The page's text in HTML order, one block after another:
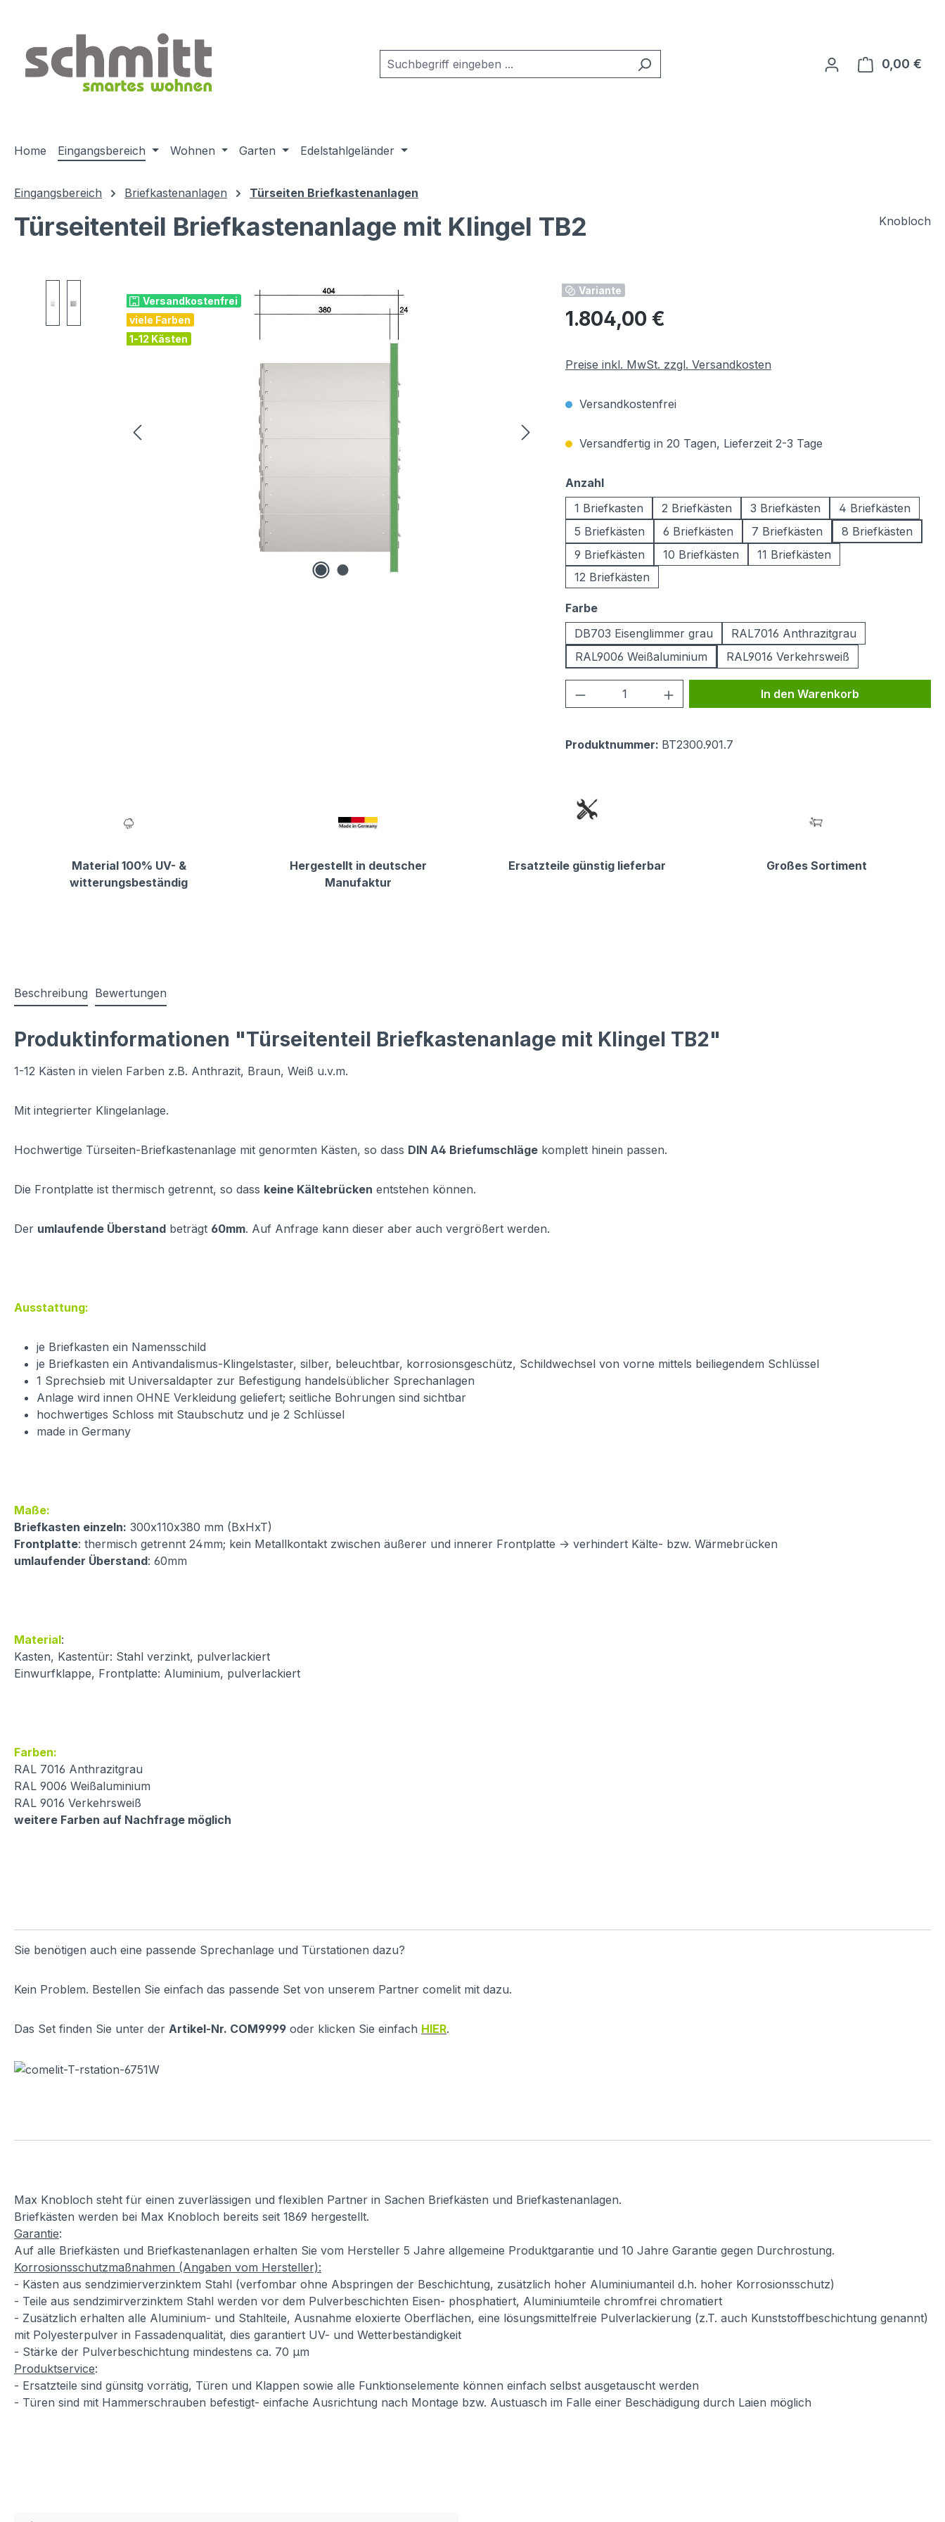
0,00 €
Home Eingangsbereich Wohnen Garten Edelstahlgeländer
Eingangsbereich Briefkastenanlagen Türseiten Briefkastenanlagen
Türseitenteil Briefkastenanlage mit Klingel TB2 Knobloch
Versandkostenfrei
viele Farben
1-12 Kästen
Variante
Regulärer Preis:
1.804,00 €
Preise inkl. MwSt. zzgl. Versandkosten
Versandkostenfrei
Versandfertig in 20 Tagen, Lieferzeit 2-3 Tage
Anzahlauswählen
1 Briefkasten
2 Briefkästen 3 Briefkästen
4 Briefkästen
5 Briefkästen
6 Briefkästen 7 Briefkästen
8 Briefkästen
9 Briefkästen
10 Briefkästen
11 Briefkästen
12 Briefkästen
Farbeauswählen
DB703 Eisenglimmer grau
RAL7016 Anthrazitgrau
RAL9006 Weißaluminium
RAL9016 Verkehrsweiß
Produkt Anzahl: Gib den gewünschten Wert
In den Warenkorb
Produktnummer: BT2300.901.7
Material 100% UV- &
witterungsbeständig
Hergestellt in deutscher
Manufaktur
Ersatzteile günstig lieferbar Großes Sortiment
Beschreibung Bewertungen
Produktinformationen "Türseitenteil Briefkastenanlage mit Klingel TB2"
1-12 Kästen in vielen Farben z.B. Anthrazit, Braun, Weiß u.v.m.
Mit integrierter Klingelanlage.
Hochwertige Türseiten-Briefkastenanlage mit genormten Kästen, so dass DIN A4 Briefumschläge komplett hinein passen.
Die Frontplatte ist thermisch getrennt, so dass keine Kältebrücken entstehen können.
Der umlaufende Überstand beträgt 60mm. Auf Anfrage kann dieser aber auch vergrößert werden.
Ausstattung:
je Briefkasten ein Namensschild
je Briefkasten ein Antivandalismus-Klingelstaster, silber, beleuchtbar, korrosionsgeschütz, Schildwechsel von vorne mittels beiliegendem Schlüssel
1 Sprechsieb mit Universaldapter zur Befestigung handelsüblicher Sprechanlagen
Anlage wird innen OHNE Verkleidung geliefert; seitliche Bohrungen sind sichtbar
hochwertiges Schloss mit Staubschutz und je 2 Schlüssel
made in Germany
Maße:
Briefkasten einzeln: 300x110x380 mm (BxHxT)
Frontplatte: thermisch getrennt 24mm; kein Metallkontakt zwischen äußerer und innerer Frontplatte -> verhindert Kälte- bzw. Wärmebrücken
umlaufender Überstand: 60mm
Material:
Kasten, Kastentür: Stahl verzinkt, pulverlackiert
Einwurfklappe, Frontplatte: Aluminium, pulverlackiert
Farben:
RAL 7016 Anthrazitgrau
RAL 9006 Weißaluminium
RAL 9016 Verkehrsweiß
weitere Farben auf Nachfrage möglich
Sie benötigen auch eine passende Sprechanlage und Türstationen dazu?
Kein Problem. Bestellen Sie einfach das passende Set von unserem Partner comelit mit dazu.
Das Set finden Sie unter der Artikel-Nr. COM9999 oder klicken Sie einfach HIER.
Max Knobloch steht für einen zuverlässigen und flexiblen Partner in Sachen Briefkästen und Briefkastenanlagen.
Briefkästen werden bei Max Knobloch bereits seit 1869 hergestellt.
Garantie:
Auf alle Briefkästen und Briefkastenanlagen erhalten Sie vom Hersteller 5 Jahre allgemeine Produktgarantie und 10 Jahre Garantie gegen Durchrostung.
Korrosionsschutzmaßnahmen (Angaben vom Hersteller):
- Kästen aus sendzimierverzinktem Stahl (verfombar ohne Abspringen der Beschichtung, zusätzlich hoher Aluminiumanteil d.h. hoher Korrosionsschutz)
- Teile aus sendzimirverzinktem Stahl werden vor dem Pulverbeschichten Eisen- phosphatiert, Aluminiumteile chromfrei chromatiert
- Zusätzlich erhalten alle Aluminium- und Stahlteile, Ausnahme eloxierte Oberflächen, eine lösungsmittelfreie Pulverlackierung (z.T. auch Kunststoffbeschichtung genannt)
mit Polyesterpulver in Fassadenqualität, dies garantiert UV- und Wetterbeständigkeit
- Stärke der Pulverbeschichtung mindestens ca. 70 µm
Produktservice:
- Ersatzteile sind günsitg vorrätig, Türen und Klappen sowie alle Funktionselemente können einfach selbst ausgetauscht werden
- Türen sind mit Hammerschrauben befestigt- einfache Ausrichtung nach Montage bzw. Austuasch im Falle einer Beschädigung durch Laien möglich